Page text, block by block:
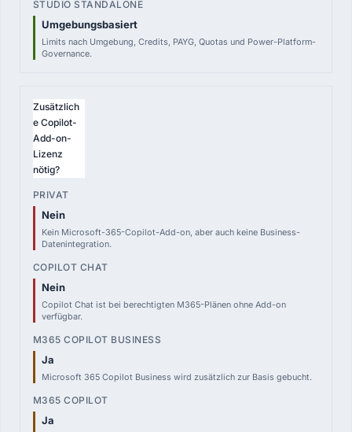
Umgebungsbasiert
Limits nach Umgebung, Credits, PAYG, Quotas und Power-Platform-
Governance.
Zusätzlich
e Copilot-
Add-on-
Lizenz
nötig?
Nein
Kein Microsoft-365-Copilot-Add-on, aber auch keine Business-
Datenintegration.
Nein
Copilot Chat ist bei berechtigten M365-Plänen ohne Add-on
verfügbar.
Ja
Microsoft 365 Copilot Business wird zusätzlich zur Basis gebucht.
Ja